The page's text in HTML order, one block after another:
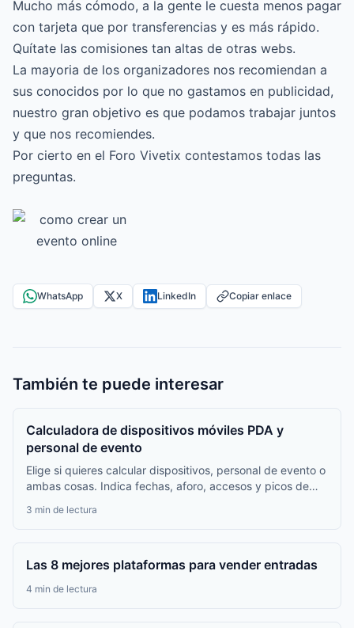
Mucho más cómodo, a la gente le cuesta menos pagar
con tarjeta que por transferencias y es más rápido.
Quítate las comisiones tan altas de otras webs.
La mayoria de los organizadores nos recomiendan a
sus conocidos por lo que no gastamos en publicidad,
nuestro gran objetivo es que podamos trabajar juntos
y que nos recomiendes.
Por cierto en el Foro Vivetix contestamos todas las
preguntas.
WhatsApp X LinkedIn Copiar enlace
También te puede interesar
Calculadora de dispositivos móviles PDA y
personal de evento
Elige si quieres calcular dispositivos, personal de evento o
ambas cosas. Indica fechas, aforo, accesos y picos de
presupuesto final ajustable.
3 min de lectura
Las 8 mejores plataformas para vender entradas
4 min de lectura